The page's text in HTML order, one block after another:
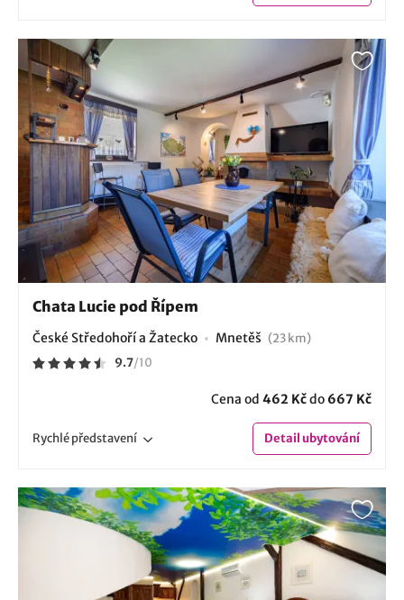
Chata Lucie pod Řípem
České Středohoří a Žatecko Mnetěš (23 km)
9.7/10
Cena od 462 Kčdo 667 Kč
Rychlépředstavení Detailubytování